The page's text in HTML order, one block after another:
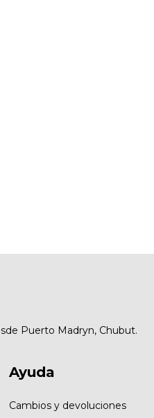
Puerto Madryn, Chubut.
Ayuda
Cambios y devoluciones